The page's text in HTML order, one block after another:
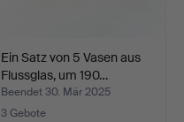
Ein Satz von 5 Vasen aus
Flussglas, um 190…
Beendet 30. Mär 2025
3 Gebote